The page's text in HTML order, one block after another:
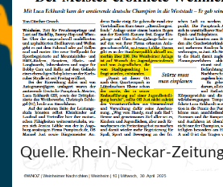
Quelle. Rhein-Neckar-